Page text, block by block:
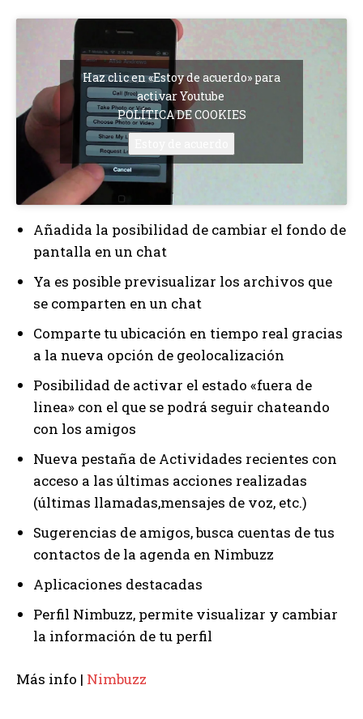
Haz clic en «Estoy de acuerdo» para
activar Youtube
POLÍTICA DE COOKIES
Añadida la posibilidad de cambiar el fondo de
pantalla en un chat
Ya es posible previsualizar los archivos que
se comparten en un chat
Comparte tu ubicación en tiempo real gracias
a la nueva opción de geolocalización
Posibilidad de activar el estado «fuera de
linea» con el que se podrá seguir chateando
con los amigos
Nueva pestaña de Actividades recientes con
acceso a las últimas acciones realizadas
(últimas llamadas,mensajes de voz, etc.)
Sugerencias de amigos, busca cuentas de tus
contactos de la agenda en Nimbuzz
Aplicaciones destacadas
Perfil Nimbuzz, permite visualizar y cambiar
la información de tu perfil
Más info | Nimbuzz